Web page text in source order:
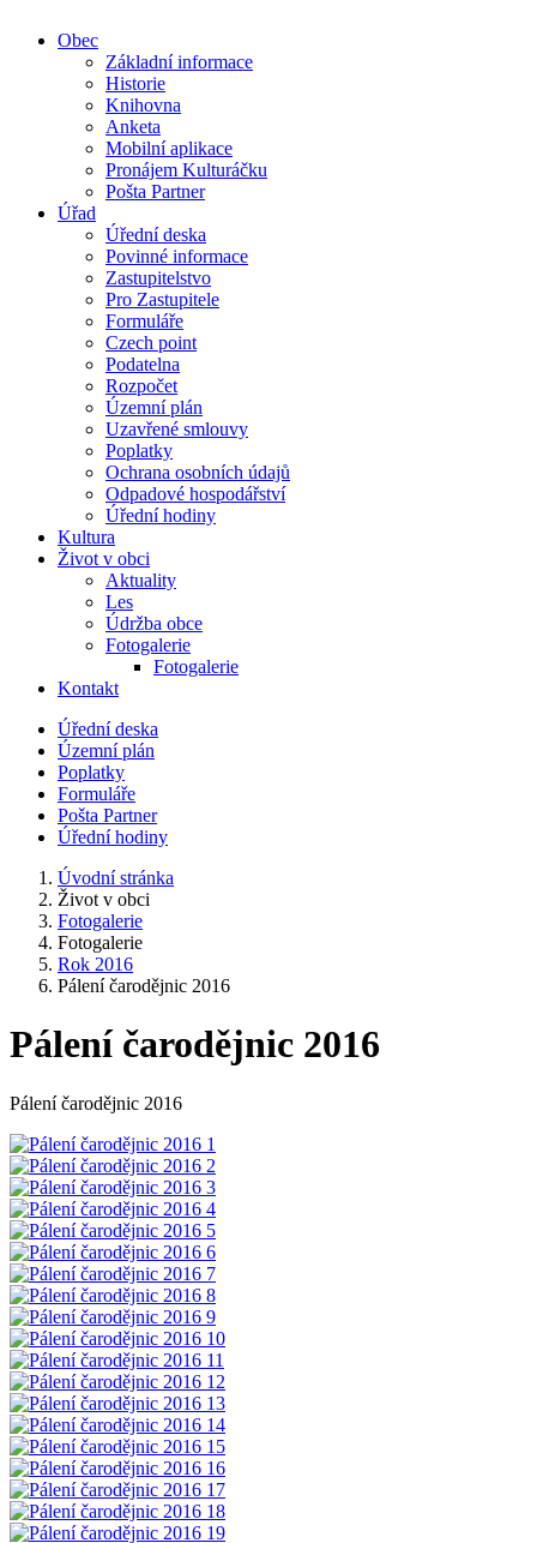
Obec
Základní informace
Historie
Knihovna
Anketa
Mobilní aplikace
Pronájem Kulturáčku
Pošta Partner
Úřad
Úřední deska
Povinné informace
Zastupitelstvo
Pro Zastupitele
Formuláře
Czech point
Podatelna
Rozpočet
Územní plán
Uzavřené smlouvy
Poplatky
Ochrana osobních údajů
Odpadové hospodářství
Úřední hodiny
Kultura
Život v obci
Aktuality
Les
Údržba obce
Fotogalerie
Fotogalerie
Kontakt
Úřední deska
Územní plán
Poplatky
Formuláře
Pošta Partner
Úřední hodiny
Úvodní stránka
Život v obci
Fotogalerie
Fotogalerie
Rok 2016
Pálení čarodějnic 2016
Pálení čarodějnic 2016
Pálení čarodějnic 2016